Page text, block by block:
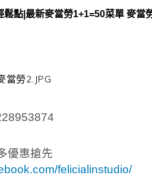
鬆點|最新麥當勞1+1=50菜單 麥
優惠搶先
felicialinstudio/